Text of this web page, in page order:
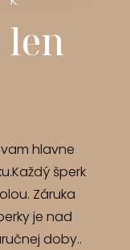
len
hlavne
šperk
Záruka
je nad
doby..